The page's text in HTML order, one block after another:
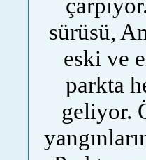
sürüsü,
eski ve
parkta
geliyor.